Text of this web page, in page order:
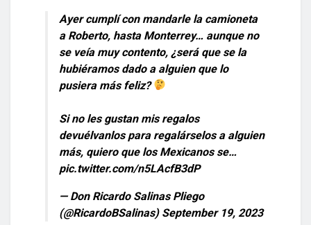
Ayer cumplí con mandarle la camioneta
a Roberto, hasta Monterrey… aunque no
se veía muy contento, ¿será que se la
hubiéramos dado a alguien que lo
pusiera más feliz?
Si no les gustan mis regalos
devuélvanlos para regalárselos a alguien
más, quiero que los Mexicanos se…
pic.twitter.com/n5LAcfB3dP
— Don Ricardo Salinas Pliego
(@RicardoBSalinas) September 19, 2023